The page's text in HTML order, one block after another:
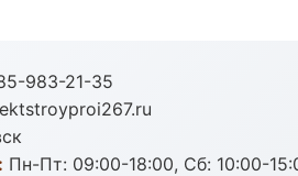
983-21-35
Пн-Пт: 09:00-18:00, Сб: 10:00-